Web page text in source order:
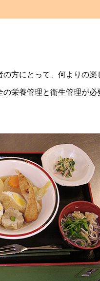
方にとって、何よりの楽
栄養管理と衛生管理が必